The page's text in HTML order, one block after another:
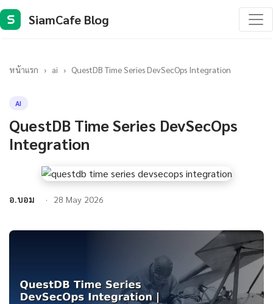
S SiamCafe Blog
หน้าแรก › ai › QuestDB Time Series DevSecOps Integration
AI
QuestDB Time Series DevSecOps
Integration
อ.บอม 28 May 2026